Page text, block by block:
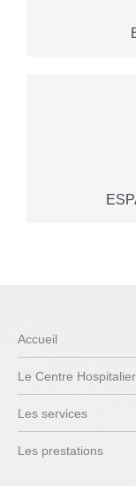
Accueil
Le Centre Hospitalier
Les services
Les prestations